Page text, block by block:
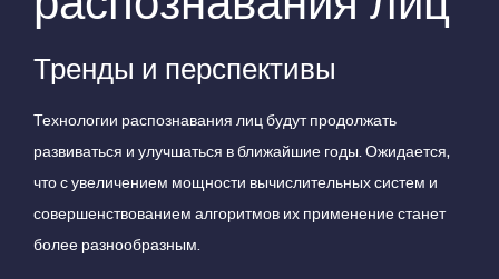
Тренды и перспективы
Технологии распознавания лиц будут продолжать
развиваться и улучшаться в ближайшие годы. Ожидается,
что с увеличением мощности вычислительных систем и
совершенствованием алгоритмов их применение станет
более разнообразным.